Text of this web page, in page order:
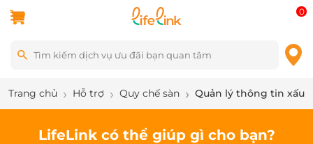
0
Trang chủ Hỗ trợ Quy chế sàn Quản lý thông tin xấu
LifeLink có thể giúp gì cho bạn?